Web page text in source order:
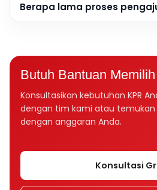
Berapa lama proses
Butuh Bantuan
Konsultasikan kebutuhan KPR
dengan tim kami atau temukan
dengan anggaran Anda.
Konsultasi